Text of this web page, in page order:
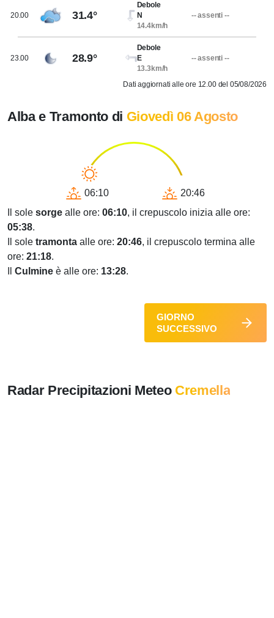
20.00 31.4°
Debole
N
14.4km/h
-- assenti --
23.00 28.9°
Debole
E
13.3km/h
-- assenti --
Dati aggiornati alle ore 12.00 del 05/08/2026
Alba e Tramonto di Giovedì 06 Agosto
06:10
20:46
Il sole sorge alle ore: 06:10, il crepuscolo inizia alle ore:
05:38.
Il sole tramonta alle ore: 20:46, il crepuscolo termina alle
ore: 21:18.
Culmine è alle ore: 13:28.
GIORNO
SUCCESSIVO
Radar Precipitazioni Meteo Cremella